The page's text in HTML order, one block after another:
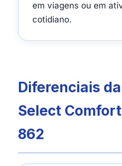
em viagens ou em
cotidiano.
Diferenciais
Select
862